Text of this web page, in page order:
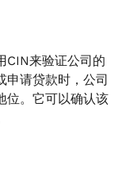
CIN来验证公司的
申请贷款时，公司
位。它可以确认该